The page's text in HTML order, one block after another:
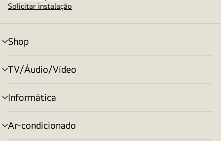
Solicitar instalação
Shop
alternar
menu
TV/Áudio/Vídeo
alternar
menu
Informática
alternar
menu
Ar-condicionado
alternar